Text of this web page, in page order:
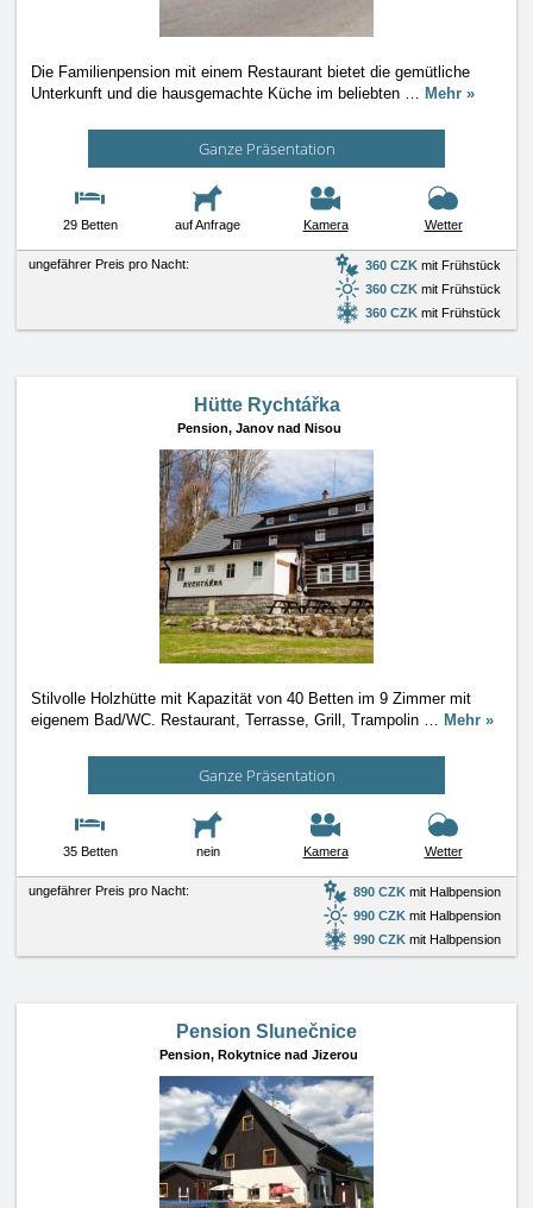
Die Familienpension mit einem Restaurant bietet die gemütliche
Unterkunft und die hausgemachte Küche im beliebten … Mehr »
Ganze Präsentation
29 Betten auf Anfrage Kamera Wetter
ungefährer Preis pro Nacht: 360 CZK mit Frühstück
360 CZK mit Frühstück
360 CZK mit Frühstück
Hütte Rychtářka
Pension, Janov nad Nisou
Stilvolle Holzhütte mit Kapazität von 40 Betten im 9 Zimmer mit
eigenem Bad/WC. Restaurant, Terrasse, Grill, Trampolin … Mehr »
Ganze Präsentation
35 Betten nein Kamera Wetter
ungefährer Preis pro Nacht: 890 CZK mit Halbpension
990 CZK mit Halbpension
990 CZK mit Halbpension
Pension Slunečnice
Pension, Rokytnice nad Jizerou